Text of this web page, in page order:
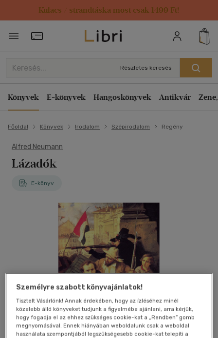
Kulacs / strandtáska most csak 1499 Ft!
Törzsvásárlói Kártya adatai
Részletes keresés
Könyvek E-könyvek Hangoskönyvek Antikvár
Főoldal Könyvek Irodalom Szépirodalom Regény
Alfred Neumann
Lázadók
E-könyv
Személyre szabott könyvajánlatok!
Tisztelt Vásárlónk! Annak érdekében, hogy az ízléséhez minél
közelebb álló könyveket tudjunk a figyelmébe ajánlani, arra kérjük,
hogy fogadja el az ehhez szükséges cookie-kat a „Rendben” gomb
megnyomásával. Ennek hiányában weboldalunk csak a weboldal
használata szempontjából legszükségesebb cookie-kat telepíti a